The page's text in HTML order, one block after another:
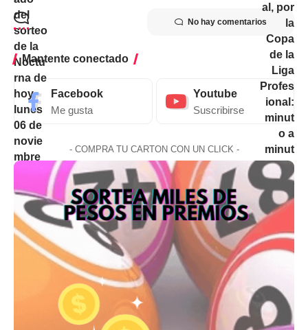
No hay comentarios
Mantente conectado
Facebook
Me gusta
Youtube
Suscribirse
- COMPRA TU CARTON CON UN CLICK -